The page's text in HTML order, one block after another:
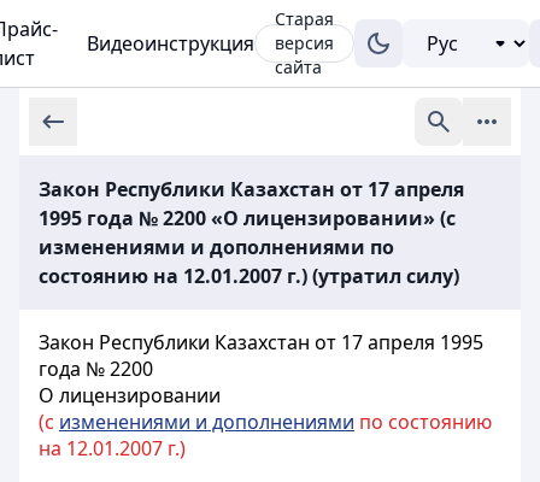
Видеоинструкция
Старая
версия
сайта
Закон Республики Казахстан от 17 апреля
1995 года № 2200 «О лицензировании» (с
изменениями и дополнениями по
состоянию на 12.01.2007 г.) (утратил силу)
Закон Республики Казахстан от 17 апреля 1995
года № 2200
О лицензировании
(с изменениями и дополнениями по состоянию
на 12.01.2007 г.)